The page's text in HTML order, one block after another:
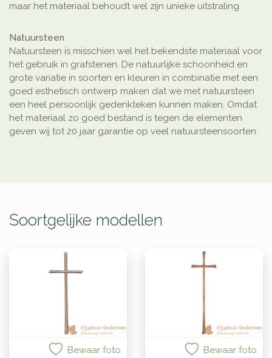
maar het materiaal behoudt wel zijn unieke uitstraling.
Natuursteen
Natuursteen is misschien wel het bekendste materiaal voor
het gebruik in grafstenen. De natuurlijke schoonheid en
grote variatie in soorten en kleuren in combinatie met een
goed esthetisch ontwerp maken dat we met natuursteen
een heel persoonlijk gedenkteken kunnen maken. Omdat
het materiaal zo goed bestand is tegen de elementen
geven wij tot 20 jaar garantie op veel natuursteensoorten.
Soortgelijke modellen
Bewaar foto Bewaar foto